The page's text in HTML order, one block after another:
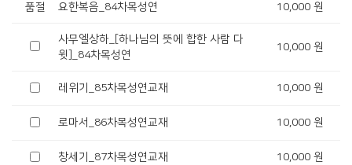
품절 요한복음_84차목성연 10,000 원
사무엘상하_[하나님의 뜻에 합한 사람 다
윗]_84차목성연
10,000 원
레위기_85차목성연교재 10,000 원
로마서_86차목성연교재 10,000 원
창세기_87차목성연교재 10,000 원